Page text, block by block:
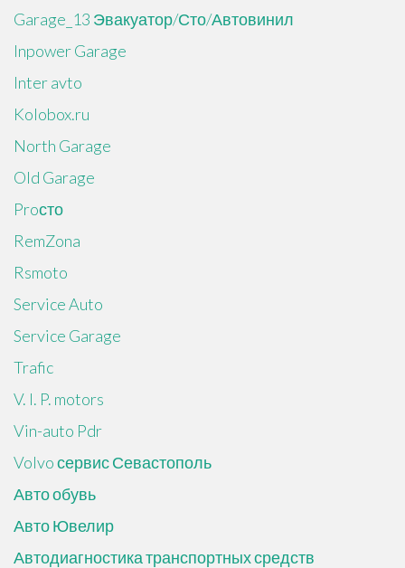
Garage_13 Эвакуатор/Сто/Автовинил
Inpower Garage
Inter avto
Kolobox.ru
North Garage
Old Garage
Proсто
RemZona
Rsmoto
Service Auto
Service Garage
Trafic
V. I. P. motors
Vin-auto Pdr
Volvo сервис Севастополь
Авто обувь
Авто Ювелир
Автодиагностика транспортных средств